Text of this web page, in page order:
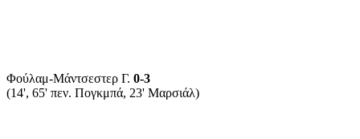
Φούλαμ-Μάντσεστερ Γ. 0-3
(14', 65' πεν. Πογκμπά, 23' Μαρσιάλ)